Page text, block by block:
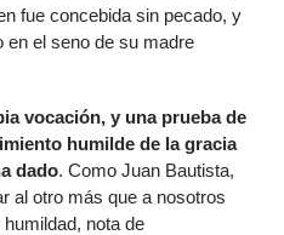
fue concebida sin pecado, y
en el seno de su madre
vocación, y una prueba de
humilde de la gracia
dado. Como Juan Bautista,
al otro más que a nosotros
nota de